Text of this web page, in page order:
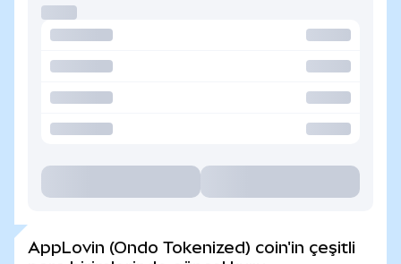
AppLovin (Ondo Tokenized) coin'in çeşitli